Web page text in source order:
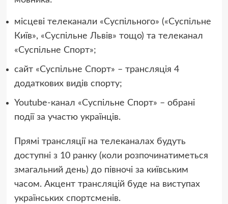
місцеві телеканали «Суспільного» («Суспільне
Київ», «Суспільне Львів» тощо) та телеканал
«Суспільне Спорт»;
сайт «Суспільне Спорт» – трансляція 4
додаткових видів спорту;
Youtube-канал «Суспільне Спорт» – обрані
події за участю українців.
Прямі трансляції на телеканалах будуть
доступні з 10 ранку (коли розпочинатиметься
змагальний день) до півночі за київським
часом. Акцент трансляцій буде на виступах
українських спортсменів.